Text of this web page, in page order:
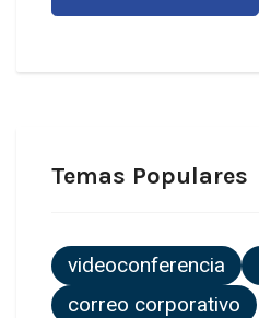
Temas Populares
videoconferencia
correo corporativo